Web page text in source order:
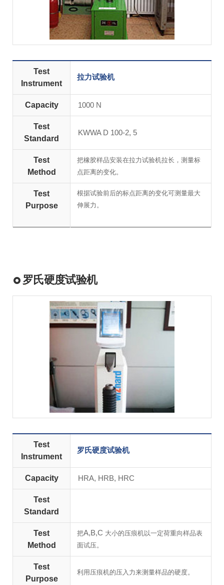
Test
Instrument
拉力试验机
Capacity 1000 N
Test
Standard
KWWA D 100-2, 5
Test
Method
把橡胶样品安装在拉力试验机拉长，测量标
点距离的变化。
Test
Purpose
根据试验前后的标点距离的变化可测量最大
伸展力。
罗氏硬度试验机
Test
Instrument
罗氏硬度试验机
Capacity HRA, HRB, HRC
Test
Standard
Test
Method
把A,B,C 大小的压痕机以一定荷重向样品表
面试压。
Test
Purpose
利用压痕机的压入力来测量样品的硬度。